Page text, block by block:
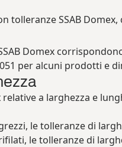
tolleranze SSAB
Domex
per alcuni prodotti e
relative a larghezza e
le tolleranze di
le tolleranze di